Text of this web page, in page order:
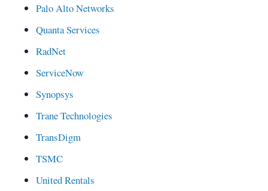
Palo Alto Networks
Quanta Services
RadNet
ServiceNow
Synopsys
Trane Technologies
TransDigm
TSMC
United Rentals